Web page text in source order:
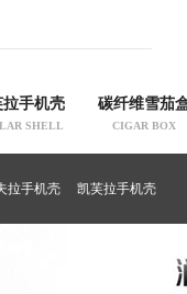
拉手机壳
SHELL
碳纤维雪茄
CIGAR BOX
拉手机壳 凯芙拉手机壳